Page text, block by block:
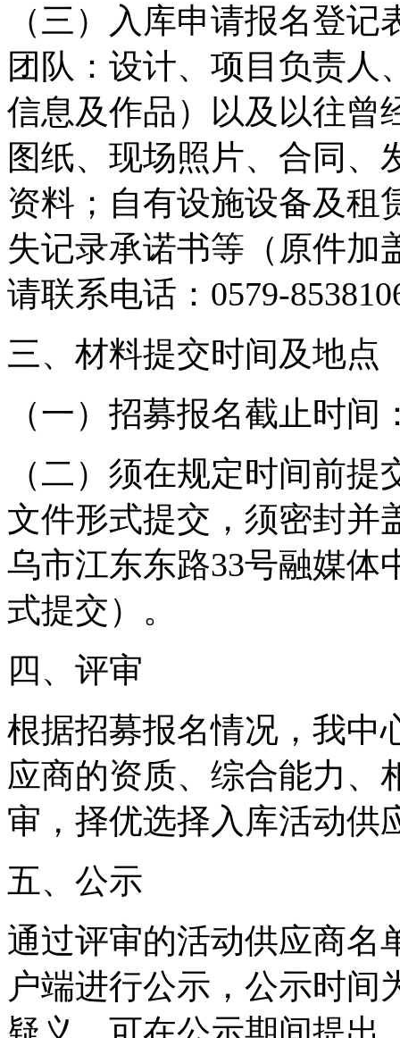
（三）入库申请报名登
团队：设计、项目负责人
信息及作品）以及以往曾
图纸、现场照片、合同、
资料；自有设施设备及租
失记录承诺书等（原件加
请联系电话：0579-
三、材料提交时间及地点
（一）招募报名截止时间
（二）须在规定时间前
文件形式提交，须密封并
乌市江东东路33号融媒体
式提交）。
四、评审
根据招募报名情况，我中
应商的资质、综合能力、
审，择优选择入库活动供
五、公示
通过评审的活动供应商名
户端进行公示，公示时间